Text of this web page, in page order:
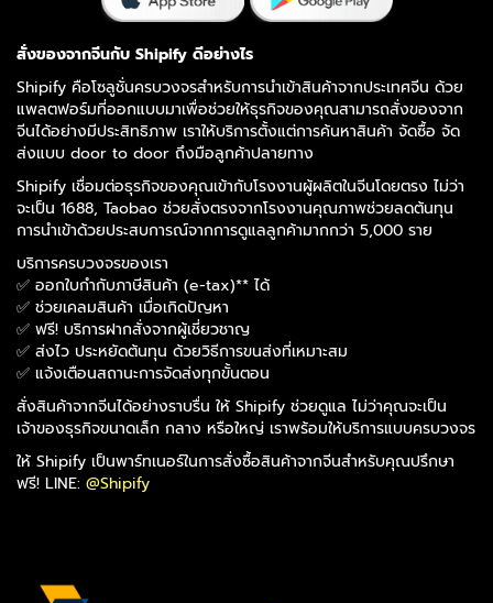
สั่งของจากจีนกับ Shipify ดีอย่างไร
Shipify คือโซลูชั่นครบวงจรสำหรับการนำเข้าสินค้าจากประเทศจีน ด้วย
แพลตฟอร์มที่ออกแบบมาเพื่อช่วยให้ธุรกิจของคุณสามารถสั่งของจาก
จีนได้อย่างมีประสิทธิภาพ เราให้บริการตั้งแต่การค้นหาสินค้า จัดซื้อ จัด
ส่งแบบ door to door ถึงมือลูกค้าปลายทาง
Shipify เชื่อมต่อธุรกิจของคุณเข้ากับโรงงานผู้ผลิตในจีนโดยตรง ไม่ว่า
จะเป็น 1688, Taobao ช่วยสั่งตรงจากโรงงานคุณภาพช่วยลดต้นทุน
การนำเข้าด้วยประสบการณ์จากการดูแลลูกค้ามากกว่า 5,000 ราย
บริการครบวงจรของเรา
✅ ออกใบกำกับภาษีสินค้า (e-tax)** ได้
✅ ช่วยเคลมสินค้า เมื่อเกิดปัญหา
✅ ฟรี! บริการฝากสั่งจากผู้เชี่ยวชาญ
✅ ส่งไว ประหยัดต้นทุน ด้วยวิธีการขนส่งที่เหมาะสม
✅ แจ้งเตือนสถานะการจัดส่งทุกขั้นตอน
สั่งสินค้าจากจีนได้อย่างราบรื่น ให้ Shipify ช่วยดูแล ไม่ว่าคุณจะเป็น
เจ้าของธุรกิจขนาดเล็ก กลาง หรือใหญ่ เราพร้อมให้บริการแบบครบวงจร
ให้ Shipify เป็นพาร์ทเนอร์ในการสั่งซื้อสินค้าจากจีนสำหรับคุณปรึกษา
ฟรี! LINE: @Shipify